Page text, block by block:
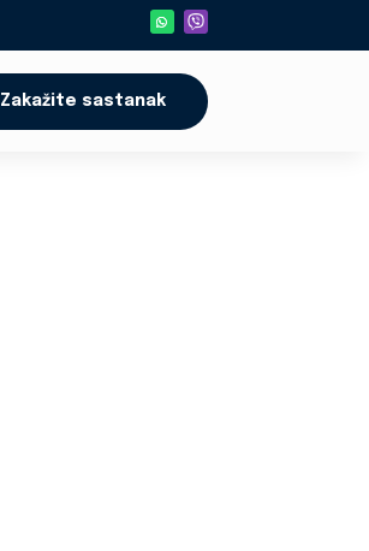
Zakažite sastanak